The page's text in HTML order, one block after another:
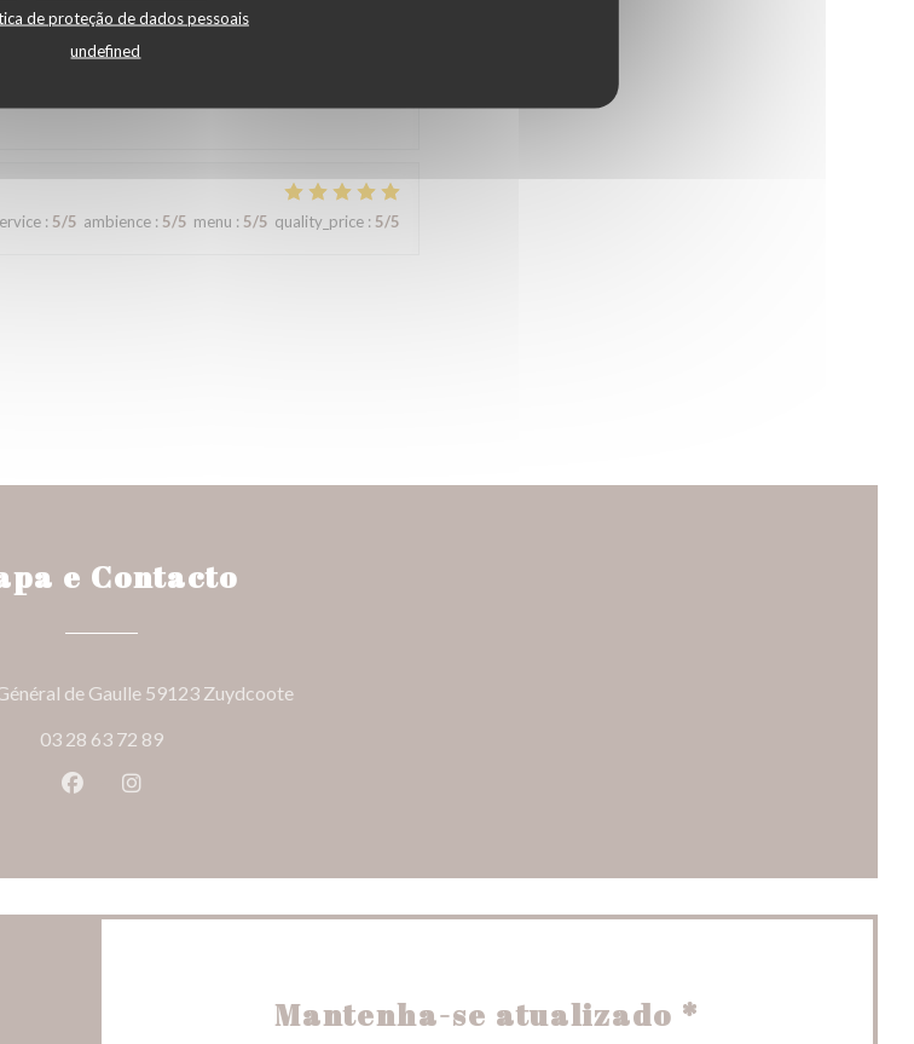
de proteção de dados pessoais
undefined
: 5/5 ambience: 5/5 menu : 5/5 quality_price: 5/5
e Contacto
de Gaulle 59123 Zuydcoote((abre numa nova janela))
03 28 63 72 89
Facebook ((abre numa nova janela))
Instagram ((abre numa nova janela))
Mantenha-se atualizado *